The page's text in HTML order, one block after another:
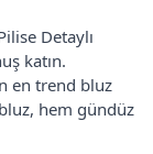
Detaylı
katın.
en trend bluz
hem gündüz